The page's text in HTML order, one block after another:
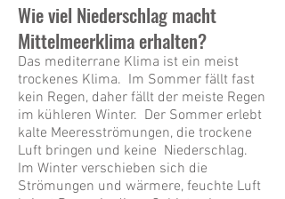
Wie viel Niederschlag macht
Mittelmeerklima erhalten?
Das mediterrane Klima ist ein meist
trockenes Klima. Im Sommer fällt fast
kein Regen, daher fällt der meiste Regen
im kühleren Winter. Der Sommer erlebt
kalte Meeresströmungen, die trockene
Luft bringen und keine Niederschlag.
Im Winter verschieben sich die
Strömungen und wärmere, feuchte Luft